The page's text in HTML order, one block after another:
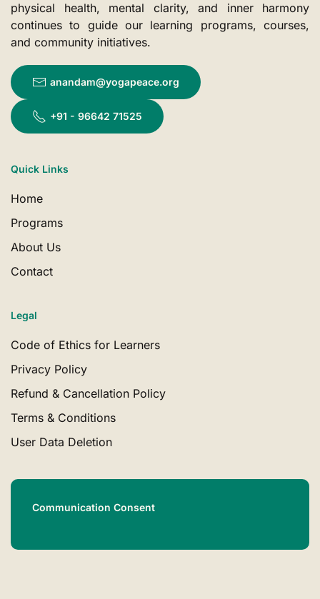
physical health, mental clarity, and inner harmony
continues to guide our learning programs, courses,
and community initiatives.
anandam@yogapeace.org
+91 - 96642 71525
Quick Links
Home
Programs
About Us
Contact
Legal
Code of Ethics for Learners
Privacy Policy
Refund & Cancellation Policy
Terms & Conditions
User Data Deletion
Communication Consent